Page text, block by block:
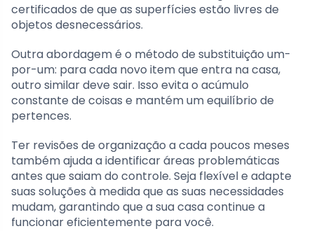
certificados de que as superfícies estão livres de
objetos desnecessários.
Outra abordagem é o método de substituição um-
por-um: para cada novo item que entra na casa,
outro similar deve sair. Isso evita o acúmulo
constante de coisas e mantém um equilíbrio de
pertences.
Ter revisões de organização a cada poucos meses
também ajuda a identificar áreas problemáticas
antes que saiam do controle. Seja flexível e adapte
suas soluções à medida que as suas necessidades
mudam, garantindo que a sua casa continue a
funcionar eficientemente para você.